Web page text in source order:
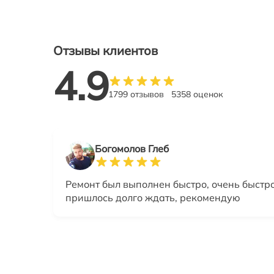
Отзывы клиентов
4.91799 отзывов 5358 оценок
Богомолов Глеб
Ремонт был выполнен быстро, очень
пришлось долго ждать, рекомендую